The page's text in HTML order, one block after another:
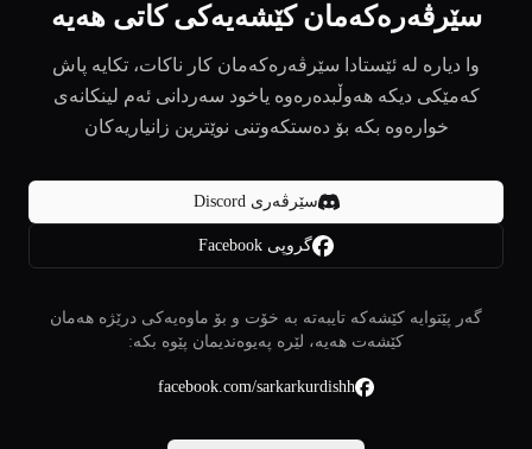
سێرڤەرەکەمان کێشەیەکی کاتی هەیە
وا دیارە لە ئێستادا سێرڤەرەکەمان کار ناکات، تکایە پاش
کەمێکی دیکە هەوڵبدەرەوە یاخود سەردانی ئەم لینکانەی
خوارەوە بکە بۆ دەستکەوتنی نوێترین زانیاریەکان
سێرڤەری Discord
گروپی Facebook
گەر پێتوایە کێشەکە تایبەتە بە خۆت و بۆ ماوەیەکی درێژە هەمان
کێشەت هەیە، لێرە پەیوەندیمان پێوە بکە:
facebook.com/sarkarkurdishh